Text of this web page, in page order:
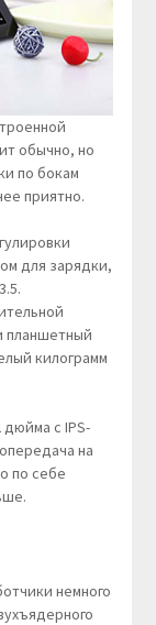
обычно, но
по бокам
приятно.
для зарядки,
планшетный
килограмм
с IPS-
на
по себе
немного